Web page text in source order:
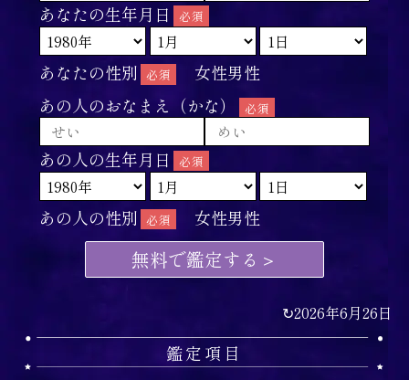
あなたの生年月日
あなたの性別 女性男性
あの人のおなまえ（かな）
あの人の生年月日
あの人の性別 女性男性
無料で鑑定する
↻2026年6月26日
鑑定項目